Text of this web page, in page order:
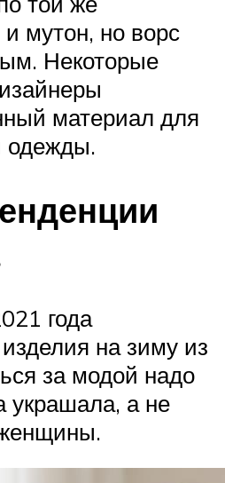
и мутон, но ворс
Некоторые
материал для
одежды.
года
на зиму из
за модой надо
украшала, а не